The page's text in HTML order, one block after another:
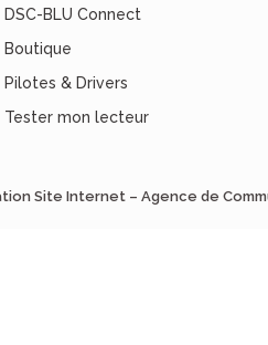
DSC-BLU Connect
Boutique
Pilotes & Drivers
Tester mon lecteur
Site Internet – Agence de